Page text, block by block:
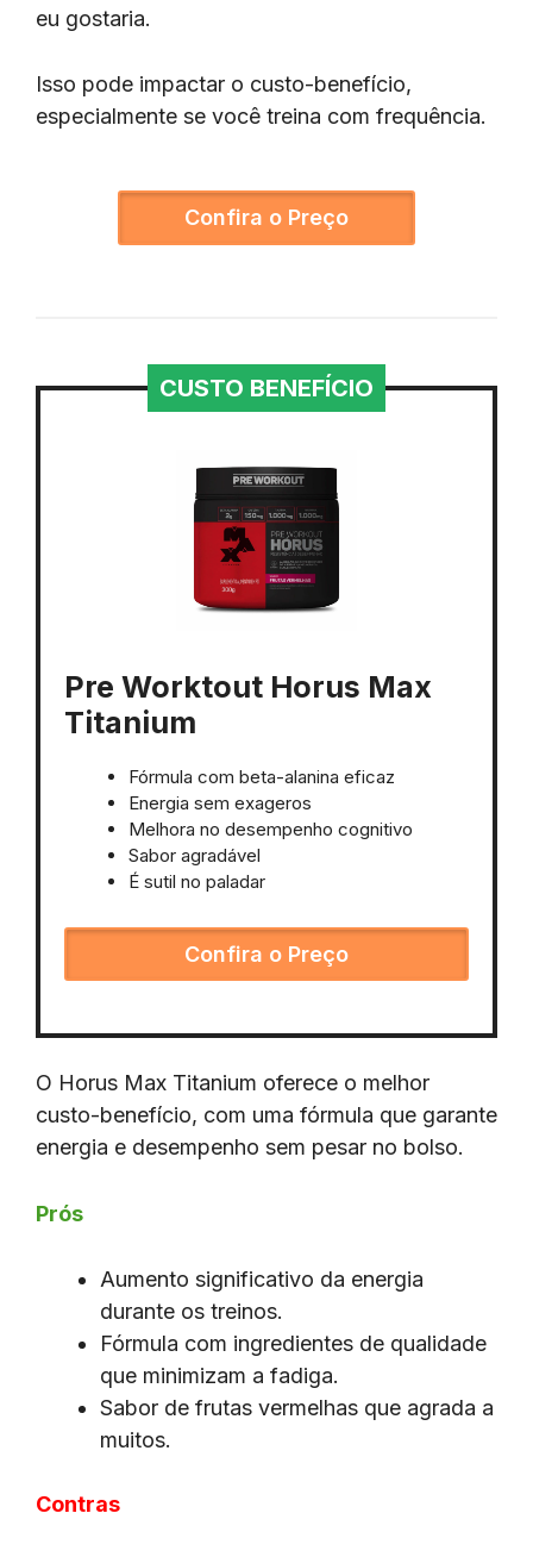
eu gostaria.
Isso pode impactar o custo-benefício,
especialmente se você treina com frequência.
Confira o Preço
CUSTO BENEFÍCIO
Pre Worktout Horus Max
Titanium
Fórmula com beta-alanina eficaz
Energia sem exageros
Melhora no desempenho cognitivo
Sabor agradável
É sutil no paladar
Confira o Preço
O Horus Max Titanium oferece o melhor
custo-benefício, com uma fórmula que garante
energia e desempenho sem pesar no bolso.
Prós
Aumento significativo da energia
durante os treinos.
Fórmula com ingredientes de qualidade
que minimizam a fadiga.
Sabor de frutas vermelhas que agrada a
muitos.
Contras